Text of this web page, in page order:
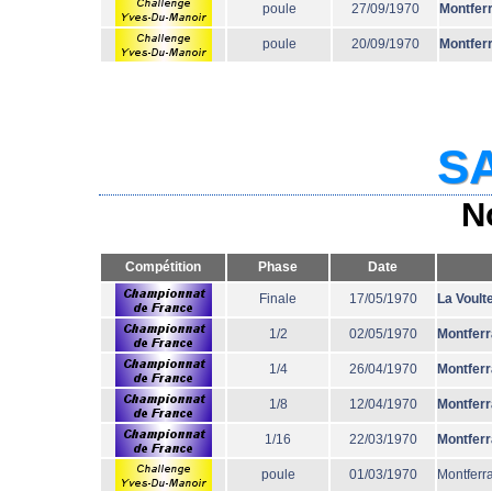
poule 27/09/1970
poule 20/09/1970
Compétition Phase Date
Finale 17/05/1970 La
1/2 02/05/1970
1/4 26/04/1970
1/8 12/04/1970
1/16 22/03/1970
poule 01/03/1970